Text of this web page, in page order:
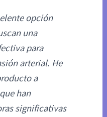
opción
una
para
arterial. He
a
han
significativas